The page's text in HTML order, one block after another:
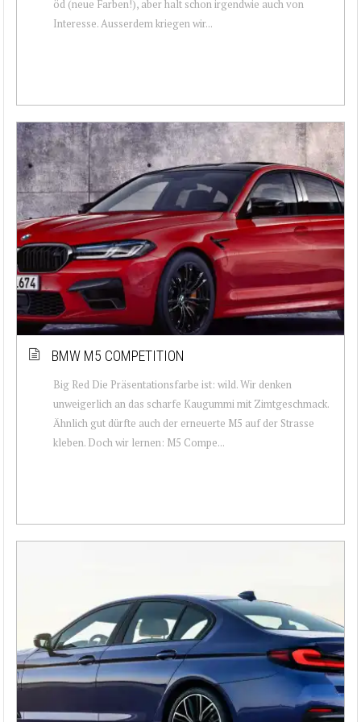
öd (neue Farben!), aber halt schon irgendwie auch von
Interesse. Ausserdem kriegen wir...
BMW M5 COMPETITION
Big Red Die Präsentationsfarbe ist: wild. Wir denken
unweigerlich an das scharfe Kaugummi mit Zimtgeschmack.
Ähnlich gut dürfte auch der erneuerte M5 auf der Strasse
kleben. Doch wir lernen: M5 Compe...